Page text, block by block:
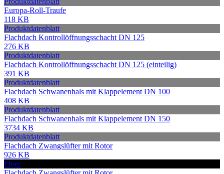
Europa-Roll-Traufe
118 KB
Produktdatenblatt
Flachdach Kontrollöffnungsschacht DN 125
276 KB
Produktdatenblatt
Flachdach Kontrollöffnungsschacht DN 125 (einteilig)
391 KB
Produktdatenblatt
Flachdach Schwanenhals mit Klappelement DN 100
408 KB
Produktdatenblatt
Flachdach Schwanenhals mit Klappelement DN 150
3734 KB
Produktdatenblatt
Flachdach Zwangslüfter mit Rotor
926 KB
Flyer